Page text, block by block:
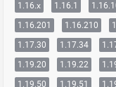
1.16.x
1.16.1
1.16.201
1.16.210
1.17.30
1.17.34
1.19.20
1.19.22
1.19.50
1.19.51